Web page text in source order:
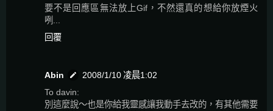
要不是回應區無法放上Gif，不然還真的想給你放煙火
咧...
回覆
Abin
2008/1/10 凌晨1:02
To davin:
別這麼說～也是你給我靈感讓我動手去改的，有其他需要